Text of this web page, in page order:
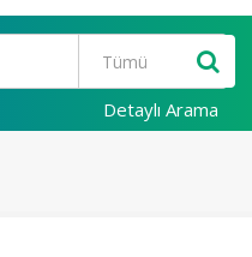
Detaylı Arama